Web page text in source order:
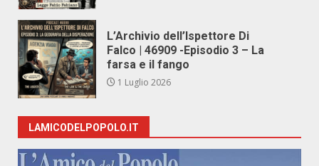
L’Archivio dell’Ispettore Di
Falco | 46909 -Episodio 3 – La
farsa e il fango
1 Luglio 2026
LAMICODELPOPOLO.IT